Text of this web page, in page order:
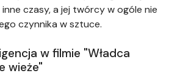
czasy, a jej twórcy w ogóle nie
czynnika w sztuce.
w filmie "Władca
wieże"